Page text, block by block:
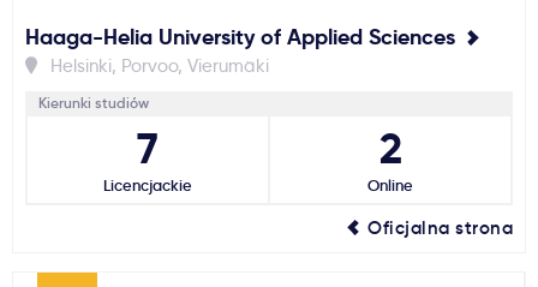
Gdzie studiować?
Jak aplikować?
Ważne
Usługi
Haaga-Helia University of Applied Sciences
Helsinki, Porvoo, Vierumäki
Kierunki studiów
7
Licencjackie
2
Online
Oficjalna strona